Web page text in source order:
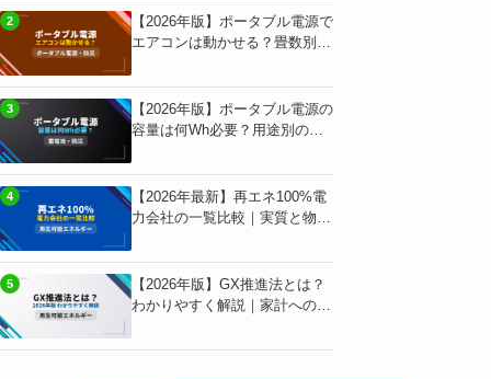
2
【2026年版】ポータブル電源で
エアコンは動かせる？畳数別の
3
【2026年版】ポータブル電源の
容量は何Wh必要？用途別の独
4
【2026年最新】再エネ100%電
力会社の一覧比較｜実質と物理
5
【2026年版】GX推進法とは？
わかりやすく解説｜家計への影